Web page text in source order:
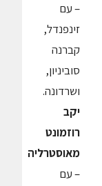
– עם
זינפנדל,
קברנה
סוביניון,
ושרדונה.
יקב
רוזמונט
מאוסטרליה
– עם